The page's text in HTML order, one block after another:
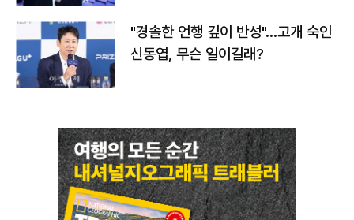
"경솔한 언행 깊이 반성"…고개 숙인
신동엽, 무슨 일이길래?